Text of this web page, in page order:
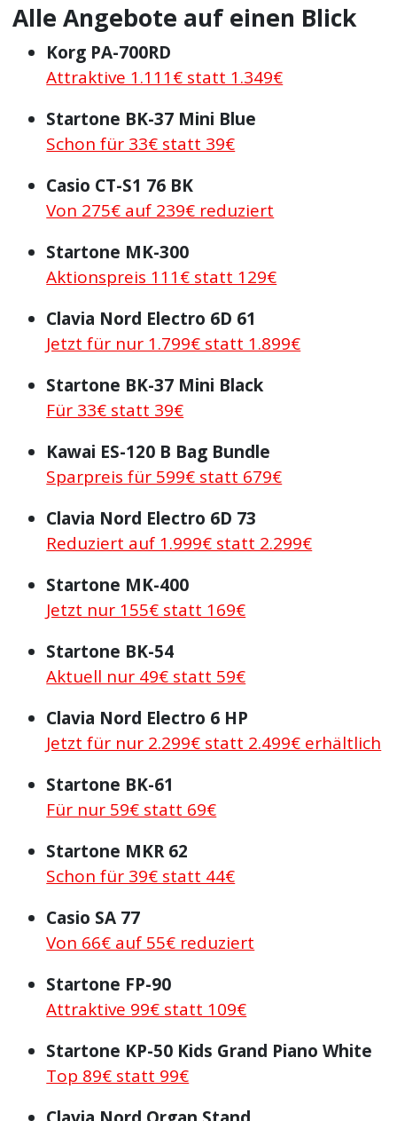
Alle Angebote auf einen Blick
Korg PA-700RD
Attraktive 1.111€ statt 1.349€
Startone BK-37 Mini Blue
Schon für 33€ statt 39€
Casio CT-S1 76 BK
Von 275€ auf 239€ reduziert
Startone MK-300
Aktionspreis 111€ statt 129€
Clavia Nord Electro 6D 61
Jetzt für nur 1.799€ statt 1.899€
Startone BK-37 Mini Black
Für 33€ statt 39€
Kawai ES-120 B Bag Bundle
Sparpreis für 599€ statt 679€
Clavia Nord Electro 6D 73
Reduziert auf 1.999€ statt 2.299€
Startone MK-400
Jetzt nur 155€ statt 169€
Startone BK-54
Aktuell nur 49€ statt 59€
Clavia Nord Electro 6 HP
Jetzt für nur 2.299€ statt 2.499€ erhältlich
Startone BK-61
Für nur 59€ statt 69€
Startone MKR 62
Schon für 39€ statt 44€
Casio SA 77
Von 66€ auf 55€ reduziert
Startone FP-90
Attraktive 99€ statt 109€
Startone KP-50 Kids Grand Piano White
Top 89€ statt 99€